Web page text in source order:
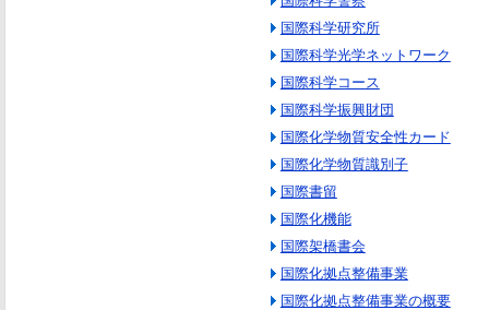
国際科学研究所
国際科学光学ネットワーク
国際科学コース
国際科学振興財団
国際化学物質安全性カード
国際化学物質識別子
国際書留
国際化機能
国際架橋書会
国際化拠点整備事業
国際化拠点整備事業の概要